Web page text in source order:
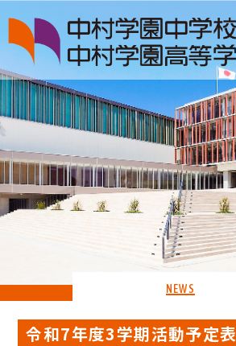
NEWS
令和7年度3学期活動予定表